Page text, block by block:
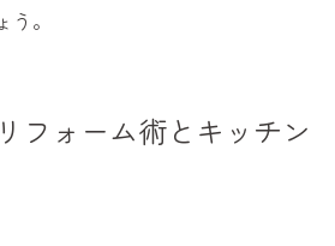
。
フォーム術とキッチン